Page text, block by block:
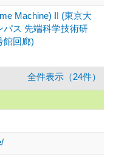
Machine) II (東京大
パス 先端科学技術研
館回廊)
全件表示（24件）